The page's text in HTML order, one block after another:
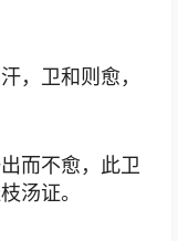
，卫和则愈，
而不愈，此卫
汤证。